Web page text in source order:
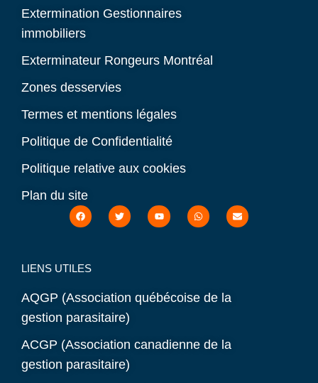
Extermination Gestionnaires
immobiliers
Exterminateur Rongeurs Montréal
Zones desservies
Termes et mentions légales
Politique de Confidentialité
Politique relative aux cookies
Plan du site
LIENS UTILES
AQGP (Association québécoise de la
gestion parasitaire)
ACGP (Association canadienne de la
gestion parasitaire)